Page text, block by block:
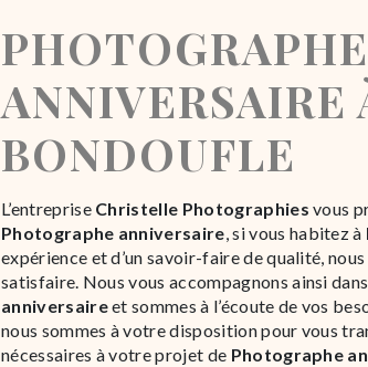
PHOTOGRAPHE
ANNIVERSAIRE
BONDOUFLE
L’entreprise Christelle Photographies vous
Photographe anniversaire, si vous habitez à
expérience et d’un savoir-faire de qualité,
satisfaire. Nous vous accompagnons ainsi
anniversaireet sommes à l’écoute de vos
nous sommes à votre disposition pour vous
nécessaires à votre projet de Photographe